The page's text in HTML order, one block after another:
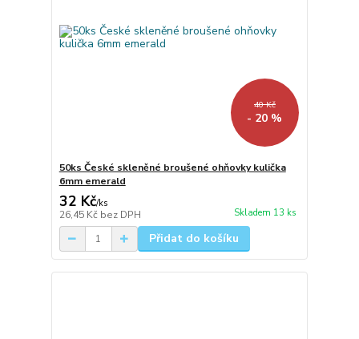
40 Kč
- 20 %
50ks České skleněné broušené ohňovky kulička
6mm emerald
32 Kč/ks
26,45 Kč bez DPH Skladem 13 ks
Přidat do košíku